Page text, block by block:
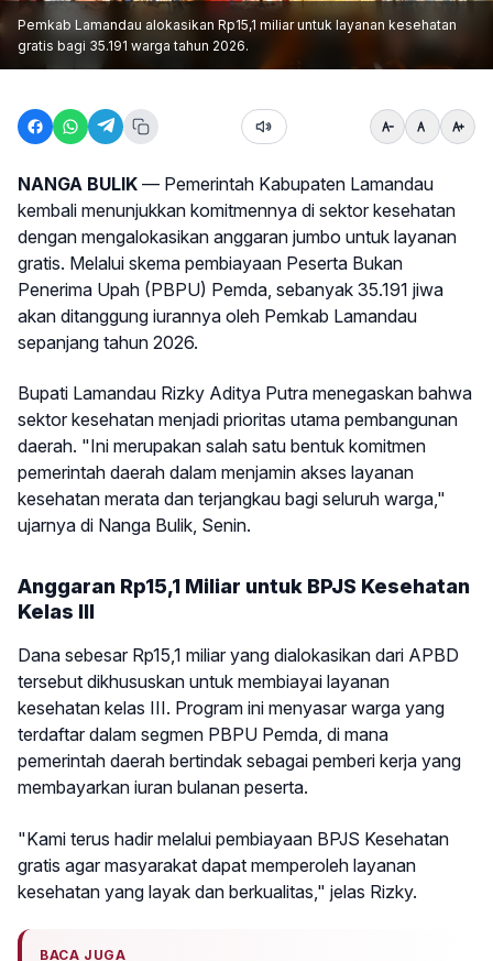
Pemkab Lamandau alokasikan Rp15,1 miliar untuk layanan kesehatan
gratis bagi 35.191 warga tahun 2026.
NANGA BULIK — Pemerintah Kabupaten Lamandau
kembali menunjukkan komitmennya di sektor kesehatan
dengan mengalokasikan anggaran jumbo untuk layanan
gratis. Melalui skema pembiayaan Peserta Bukan
Penerima Upah (PBPU) Pemda, sebanyak 35.191 jiwa
akan ditanggung iurannya oleh Pemkab Lamandau
sepanjang tahun 2026.
Bupati Lamandau Rizky Aditya Putra menegaskan bahwa
sektor kesehatan menjadi prioritas utama pembangunan
daerah. "Ini merupakan salah satu bentuk komitmen
pemerintah daerah dalam menjamin akses layanan
kesehatan merata dan terjangkau bagi seluruh warga,"
ujarnya di Nanga Bulik, Senin.
Anggaran Rp15,1 Miliar untuk BPJS Kesehatan
Kelas III
Dana sebesar Rp15,1 miliar yang dialokasikan dari APBD
tersebut dikhususkan untuk membiayai layanan
kesehatan kelas III. Program ini menyasar warga yang
terdaftar dalam segmen PBPU Pemda, di mana
pemerintah daerah bertindak sebagai pemberi kerja yang
membayarkan iuran bulanan peserta.
"Kami terus hadir melalui pembiayaan BPJS Kesehatan
gratis agar masyarakat dapat memperoleh layanan
kesehatan yang layak dan berkualitas," jelas Rizky.
BACA JUGA